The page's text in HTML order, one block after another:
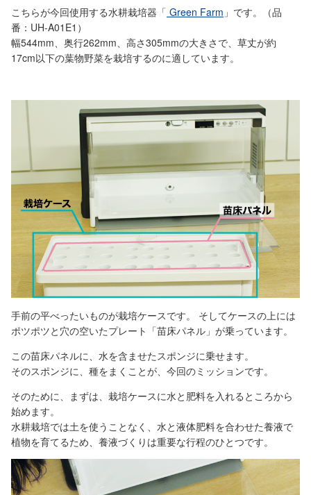
こちらが今回使用する水耕栽培器「 Green Farm 」です。（品
番：UH-A01E1）
幅544mm、奥行262mm、高さ305mmの大きさで、草丈が約
17cm以下の葉物野菜を栽培するのに適しています。
手前の平べったいものが栽培ケースです。 そしてケースの上には
ポツポツと穴の空いたプレート「苗床パネル」が乗っています。
この苗床パネルに、水を含ませたスポンジに乗せます。
そのスポンジに、種をまくことが、今回のミッションです。
そのために、まずは、栽培ケースに水と肥料を入れるところから
始めます。
水耕栽培では土を使うことなく、水と液体肥料を合わせた養液で
植物を育てるため、養液づくりは重要な行程のひとつです。